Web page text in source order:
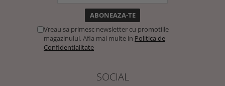
Vreau sa primesc newsletter cu promotiile
magazinului. Afla mai multe in Politica de
Confidentialitate
SOCIAL